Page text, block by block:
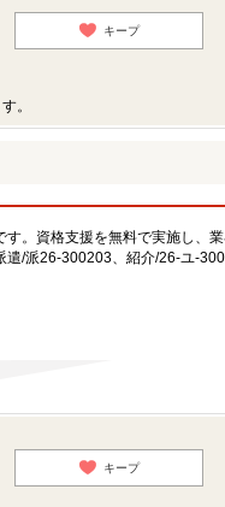
キープ
。
。資格支援を無料で実施し、
/派26-300203、紹介/26-ユ-
キープ